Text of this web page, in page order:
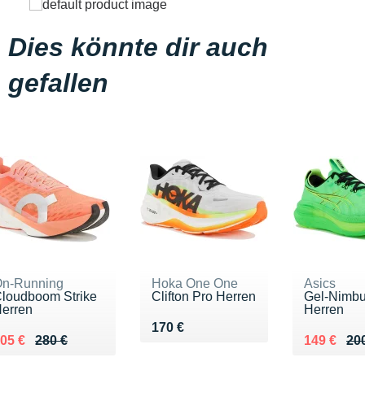
Dies könnte dir auch
gefallen
Running
Strike
280 €
lieu de 280 €
€ 205 €
Hoka One One
Clifton Pro Herren
170 €
Vendu 170 €
Asics
Gel-
Herren
Au lieu
149 €
Vendu